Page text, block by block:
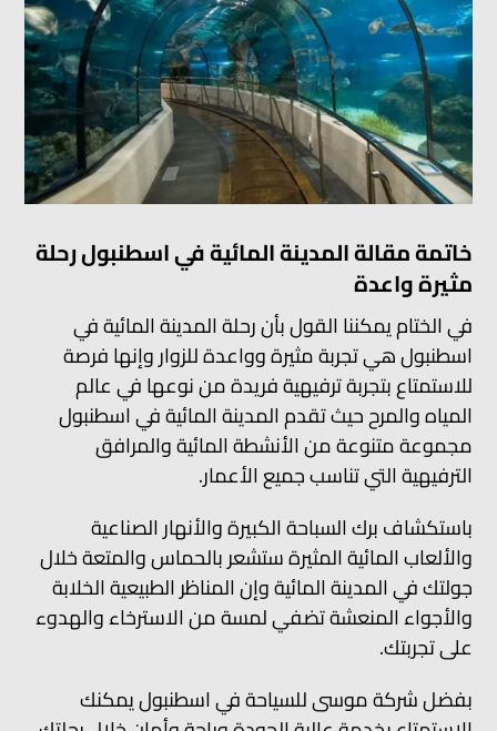
خاتمة مقالة المدينة المائية في اسطنبول رحلة
مثيرة واعدة
في الختام يمكننا القول بأن رحلة المدينة المائية في
اسطنبول هي تجربة مثيرة وواعدة للزوار وإنها فرصة
للاستمتاع بتجربة ترفيهية فريدة من نوعها في عالم
المياه والمرح حيث تقدم المدينة المائية في اسطنبول
مجموعة متنوعة من الأنشطة المائية والمرافق
الترفيهية التي تناسب جميع الأعمار.
باستكشاف برك السباحة الكبيرة والأنهار الصناعية
والألعاب المائية المثيرة ستشعر بالحماس والمتعة خلال
جولتك في المدينة المائية وإن المناظر الطبيعية الخلابة
والأجواء المنعشة تضفي لمسة من الاسترخاء والهدوء
على تجربتك.
بفضل شركة موسى للسياحة في اسطنبول يمكنك